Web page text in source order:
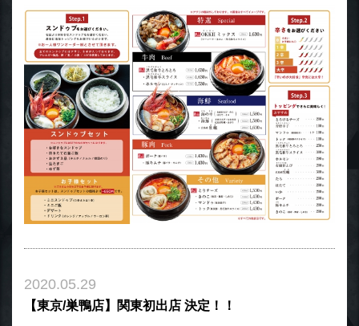
2020.05.29
【東京/巣鴨店】関東初出店 決定！！